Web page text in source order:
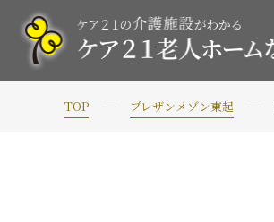
TOP プレザンメゾン東起